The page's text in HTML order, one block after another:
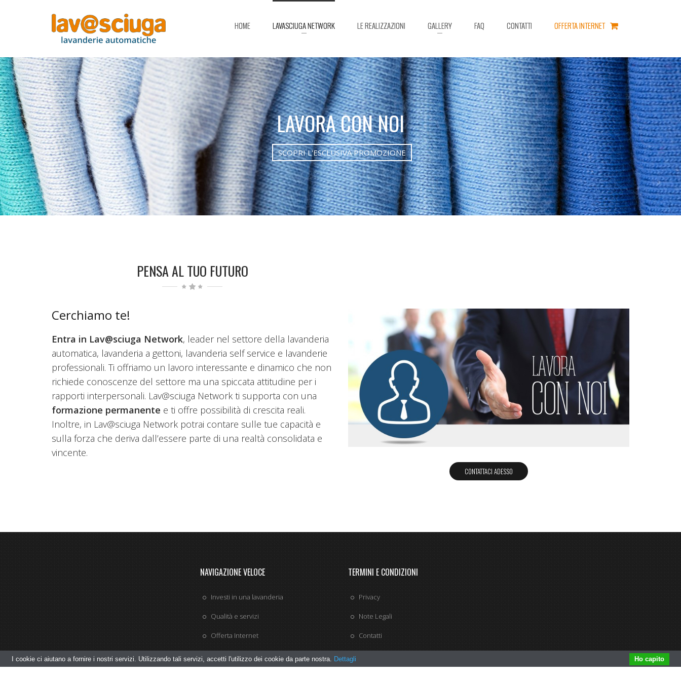
HOME LAVASCIUGA NETWORK LE REALIZZAZIONI GALLERY FAQ CONTATTI OFFERTA INTERNET
LAVORA CON NOI
SCOPRI L'ESCLUSIVA PROMOZIONE
PENSA AL TUO FUTURO
Cerchiamo te!
Entra in Lav@sciuga Network, leader nel settore della lavanderia
automatica, lavanderia a gettoni, lavanderia self service e lavanderie
professionali. Ti offriamo un lavoro interessante e dinamico che non
richiede conoscenze del settore ma una spiccata attitudine per i
rapporti interpersonali. Lav@sciuga Network ti supporta con una
formazione permanente e ti offre possibilità di crescita reali.
Inoltre, in Lav@sciuga Network potrai contare sulle tue capacità e
sulla forza che deriva dall’essere parte di una realtà consolidata e
vincente.
CONTATTACI ADESSO
NAVIGAZIONE VELOCE
Investi in una lavanderia
Qualità e servizi
Offerta Internet
FAQ
TERMINI E CONDIZIONI
Privacy
Note Legali
Contatti
I cookie ci aiutano a fornire i nostri servizi. Utilizzando tali servizi, accetti l'utilizzo dei cookie da parte nostra. Dettagli Ho capito